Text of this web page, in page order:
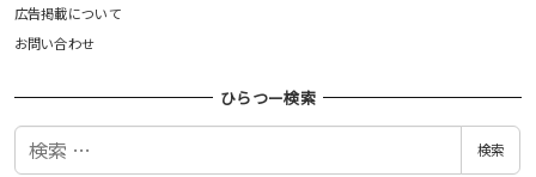
広告掲載について
お問い合わせ
ひらつー検索
検
検索